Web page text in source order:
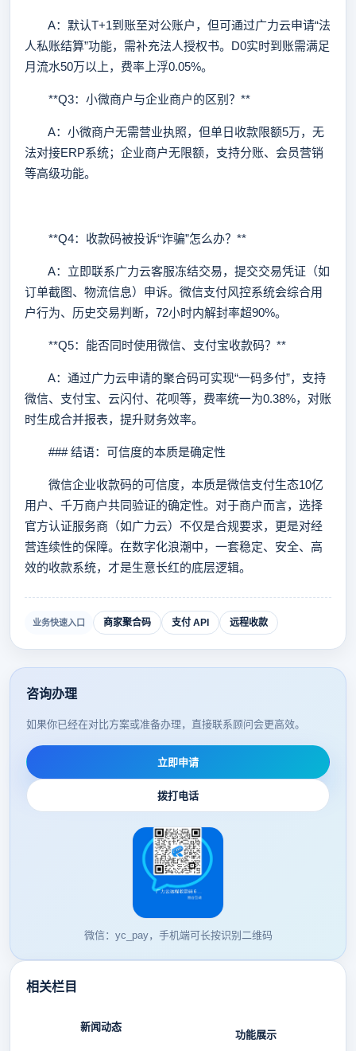
A：默认T+1到账至对公账户，但可通过广力云申请“法
人私账结算”功能，需补充法人授权书。D0实时到账需满足
月流水50万以上，费率上浮0.05%。
**Q3：小微商户与企业商户的区别？**
A：小微商户无需营业执照，但单日收款限额5万，无
法对接ERP系统；企业商户无限额，支持分账、会员营销
等高级功能。
**Q4：收款码被投诉“诈骗”怎么办？**
A：立即联系广力云客服冻结交易，提交交易凭证（如
订单截图、物流信息）申诉。微信支付风控系统会综合用
户行为、历史交易判断，72小时内解封率超90%。
**Q5：能否同时使用微信、支付宝收款码？**
A：通过广力云申请的聚合码可实现“一码多付”，支持
微信、支付宝、云闪付、花呗等，费率统一为0.38%，对账
时生成合并报表，提升财务效率。
### 结语：可信度的本质是确定性
微信企业收款码的可信度，本质是微信支付生态10亿
用户、千万商户共同验证的确定性。对于商户而言，选择
官方认证服务商（如广力云）不仅是合规要求，更是对经
营连续性的保障。在数字化浪潮中，一套稳定、安全、高
效的收款系统，才是生意长红的底层逻辑。
业务快速入口 商家聚合码 支付 API 远程收款
咨询办理
如果你已经在对比方案或准备办理，直接联系顾问会更高效。
立即申请
拨打电话
微信：yc_pay，手机端可长按识别二维码
相关栏目
新闻动态
功能展示